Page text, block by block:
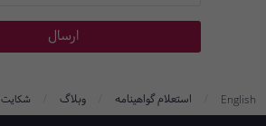
English استعلام گواهینامه وبلاگ شکایت